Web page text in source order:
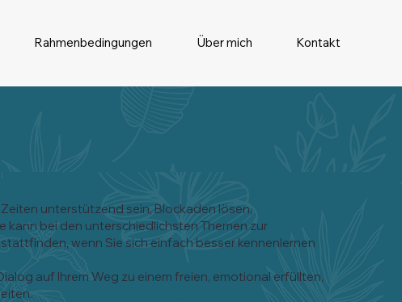
Rahmenbedingungen Über mich Kontakt
unterstützend sein, Blockaden lösen,
kann bei den unterschiedlichsten Themen zur
wenn Sie sich einfach besser kennenlernen
auf Ihrem Weg zu einem freien, emotional erfüllten,